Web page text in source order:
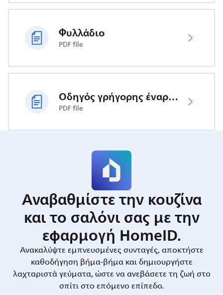
Φυλλάδιο
PDF file
Οδηγός γρήγορης έναρξης
PDF file
Αναβαθμίστε την κουζίνα
και το σαλόνι σας με την
εφαρμογή HomeID.
Ανακαλύψτε εμπνευσμένες συνταγές, αποκτήστε
καθοδήγηση βήμα-βήμα και δημιουργήστε
λαχταριστά γεύματα, ώστε να ανεβάσετε τη ζωή στο
σπίτι στο επόμενο επίπεδο.